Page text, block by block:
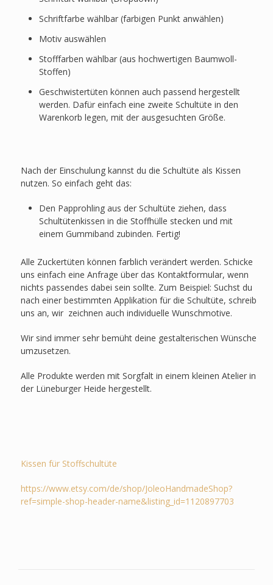
Schriftfarbe wählbar (farbigen Punkt anwählen)
Motiv auswählen
Stofffarben wählbar (aus hochwertigen Baumwoll-
Stoffen)
Geschwistertüten können auch passend hergestellt
werden. Dafür einfach eine zweite Schultüte in den
Warenkorb legen, mit der ausgesuchten Größe.
Nach der Einschulung kannst du die Schultüte als Kissen
nutzen. So einfach geht das:
Den Papprohling aus der Schultüte ziehen, dass
Schultütenkissen in die Stoffhülle stecken und mit
einem Gummiband zubinden. Fertig!
Alle Zuckertüten können farblich verändert werden. Schicke
uns einfach eine Anfrage über das Kontaktformular, wenn
nichts passendes dabei sein sollte. Zum Beispiel: Suchst du
nach einer bestimmten Applikation für die Schultüte, schreib
uns an, wir zeichnen auch individuelle Wunschmotive.
Wir sind immer sehr bemüht deine gestalterischen Wünsche
umzusetzen.
Alle Produkte werden mit Sorgfalt in einem kleinen Atelier in
der Lüneburger Heide hergestellt.
Kissen für Stoffschultüte
https://www.etsy.com/de/shop/JoleoHandmadeShop?
ref=simple-shop-header-name&listing_id=1120897703